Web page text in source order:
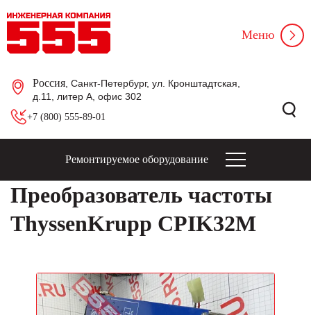
Россия , Санкт-Петербург, ул. Кронштадтская,
д.11, литер А, офис 302
+7 (800) 555-89-01
Меню
Ремонтируемое оборудование
Преобразователь частоты
ThyssenKrupp CPIK32M